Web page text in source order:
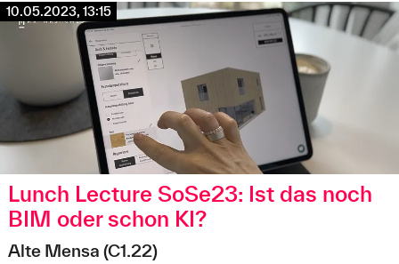
10.05.2023, 13:15
©MR+MRS Homes, Mario Mirbach
Lunch Lecture SoSe23: Ist das noch
BIM oder schon KI?
Alte Mensa (C1.22)